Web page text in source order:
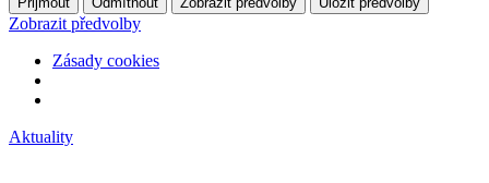
Zobrazit předvolby
Zásady cookies
Aktuality